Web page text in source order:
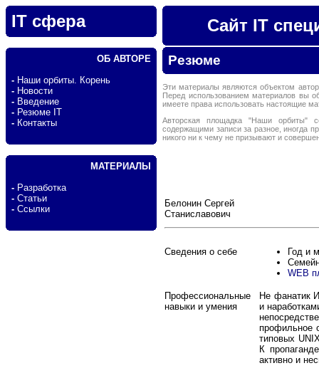
IT сфера
ОБ АВТОРЕ
- Наши орбиты. Корень
- Новости
- Введение
- Резюме IT
- Контакты
МАТЕРИАЛЫ
- Разработка
- Статьи
- Ссылки
Сайт IT
Резюме
Эти материалы являются объектом
Перед использованием материалов вы
имеете права использовать настоящие
Авторская площадка "Наши орбиты"
содержащими записи за разное, иногда
никого ни к чему не призывают и
Белонин Сергей
Станиславович
Сведения о себе
Год и
WEB
Профессиональные
навыки и умения
Не фанатик
и
профильное
типовых
К
активно и